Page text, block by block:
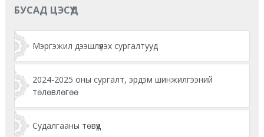
БУСАД ЦЭСҮҮД
Мэргэжил дээшлүүлэх сургалтууд
2024-2025 оны сургалт, эрдэм шинжилгээний
төлөвлөгөө
Судалгааны төвүүд